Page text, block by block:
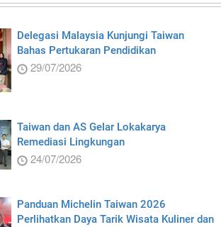
Delegasi Malaysia Kunjungi Taiwan
Bahas Pertukaran Pendidikan
29/07/2026
Taiwan dan AS Gelar Lokakarya
Remediasi Lingkungan
24/07/2026
Panduan Michelin Taiwan 2026
Perlihatkan Daya Tarik Wisata Kuliner dan